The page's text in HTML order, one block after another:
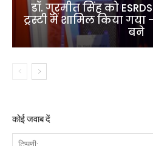
डॉ. गुरमीत सिंह को
ट्रस्टी में शामिल किया
बने
कोई जवाब दें